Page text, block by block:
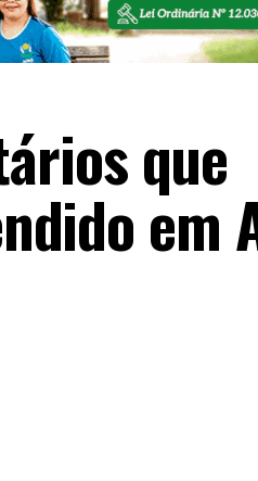
que
em